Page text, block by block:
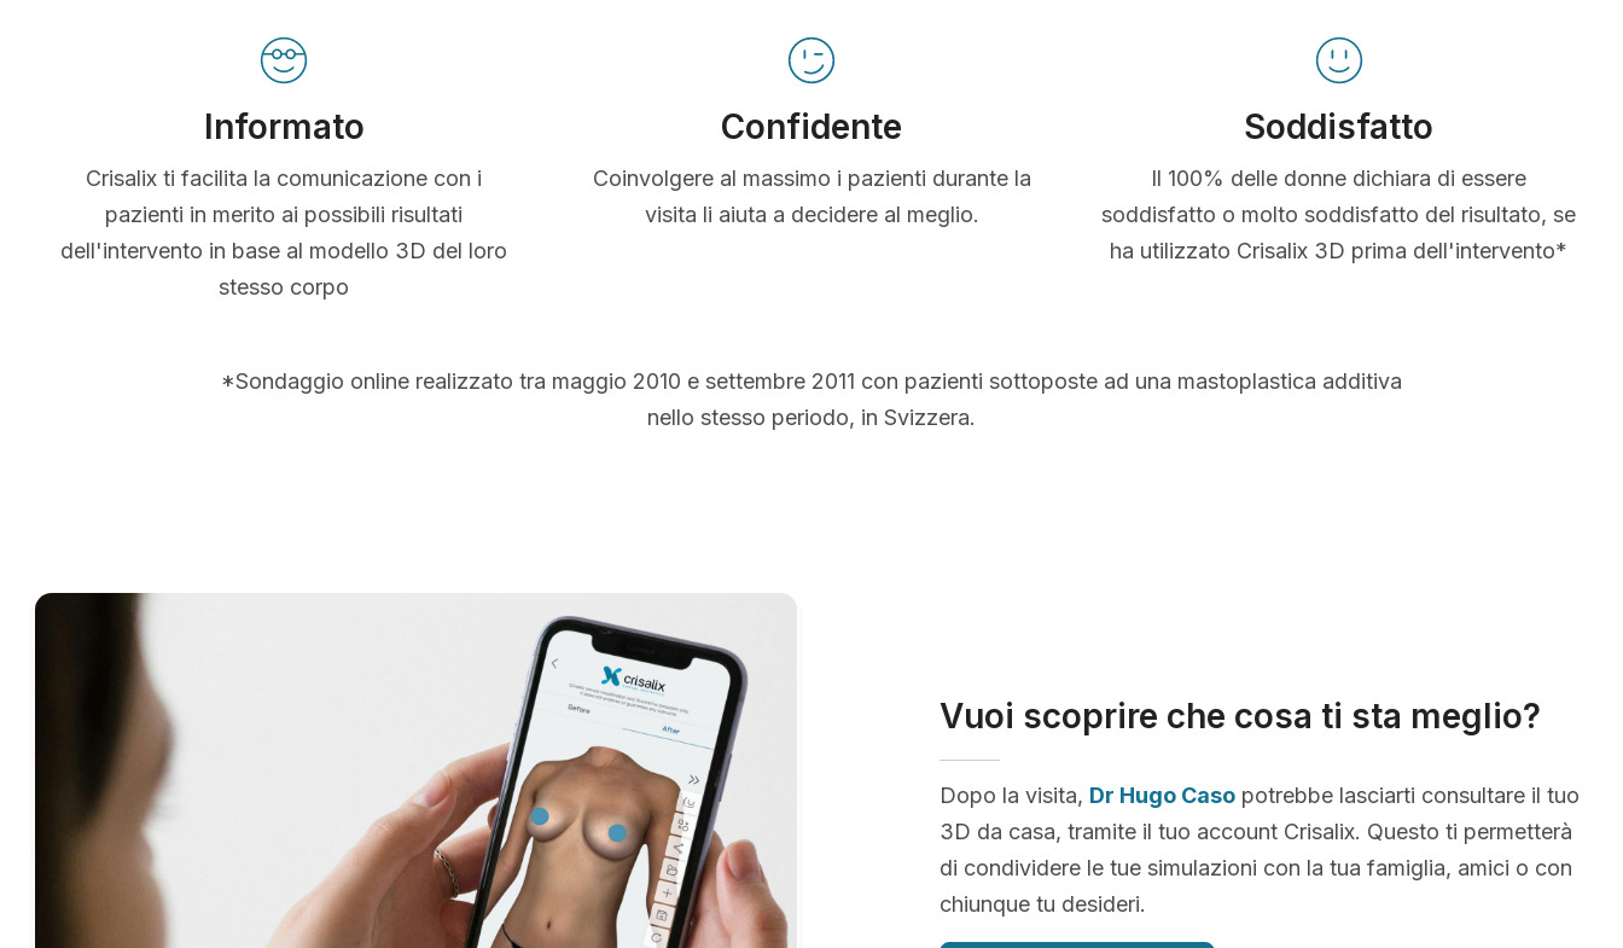
Informato
Crisalix ti facilita la comunicazione con i
pazienti in merito ai possibili risultati
dell'intervento in base al modello 3D del loro
stesso corpo
Confidente
Coinvolgere al massimo i pazienti durante la
visita li aiuta a decidere al meglio.
Soddisfatto
Il 100% delle donne dichiara di essere
soddisfatto o molto soddisfatto del risultato, se
ha utilizzato Crisalix 3D prima dell'intervento*
*Sondaggio online realizzato tra maggio 2010 e settembre 2011 con pazienti sottoposte ad una mastoplastica additiva
nello stesso periodo, in Svizzera.
Vuoi scoprire che cosa ti sta meglio?
Dopo la visita, Dr Hugo Caso potrebbe lasciarti consultare il tuo
3D da casa, tramite il tuo account Crisalix. Questo ti permetterà
di condividere le tue simulazioni con la tua famiglia, amici o con
chiunque tu desideri.